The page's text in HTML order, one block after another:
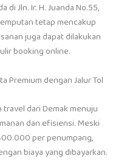
Jln. Ir. H. Juanda No.55,
tetap mencakup
juga dapat dilakukan
booking online.
Premium dengan Jalur Tol
travel dari Demak menuju
dan efisiensi. Meski
per penumpang,
biaya yang dibayarkan.